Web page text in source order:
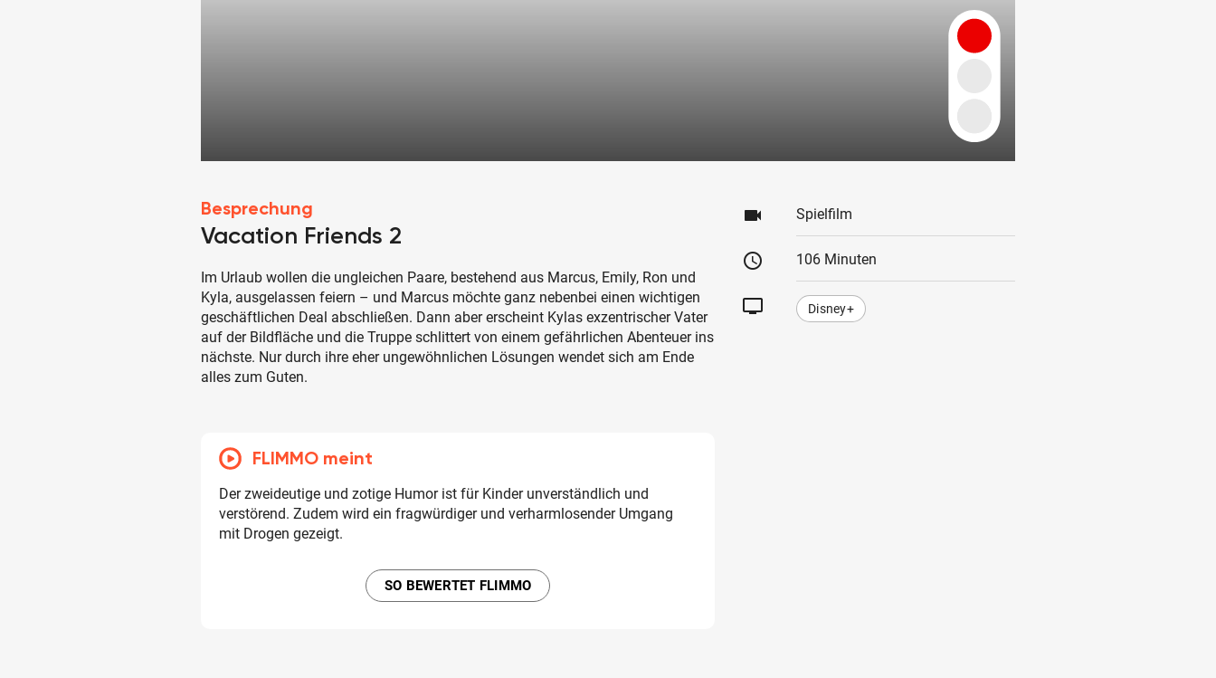
Besprechung
Vacation Friends 2
Im Urlaub wollen die ungleichen Paare, bestehend aus Marcus, Emily, Ron und
Kyla, ausgelassen feiern – und Marcus möchte ganz nebenbei einen wichtigen
geschäftlichen Deal abschließen. Dann aber erscheint Kylas exzentrischer Vater
auf der Bildfläche und die Truppe schlittert von einem gefährlichen Abenteuer ins
nächste. Nur durch ihre eher ungewöhnlichen Lösungen wendet sich am Ende
alles zum Guten.
FLIMMO meint
Der zweideutige und zotige Humor ist für Kinder unverständlich und
verstörend. Zudem wird ein fragwürdiger und verharmlosender Umgang
mit Drogen gezeigt.
SO BEWERTET FLIMMO
videocam Spielfilm
schedule 106 Minuten
tv Disney+